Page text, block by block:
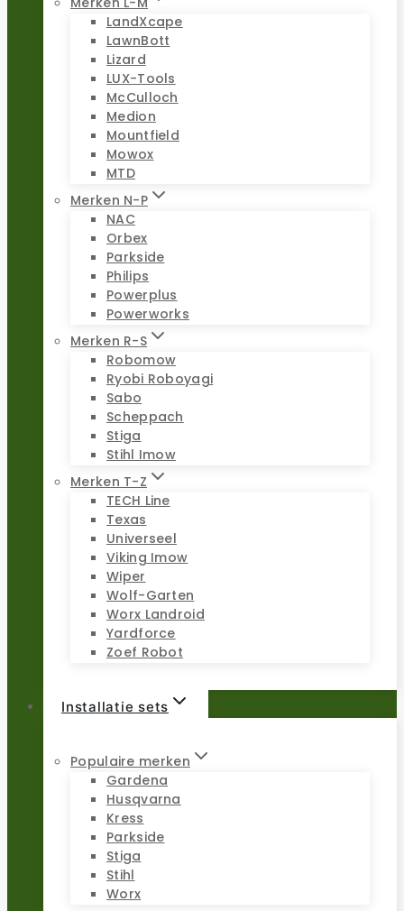
LandXcape
LawnBott
Lizard
LUX-Tools
McCulloch
Medion
Mountfield
Mowox
MTD
Merken N-P
NAC
Orbex
Parkside
Philips
Powerplus
Powerworks
Merken R-S
Robomow
Ryobi Roboyagi
Sabo
Scheppach
Stiga
Stihl Imow
Merken T-Z
TECH Line
Texas
Universeel
Viking Imow
Wiper
Wolf-Garten
Worx Landroid
Yardforce
Zoef Robot
Installatie sets
Populaire merken
Gardena
Husqvarna
Kress
Parkside
Stiga
Stihl
Worx